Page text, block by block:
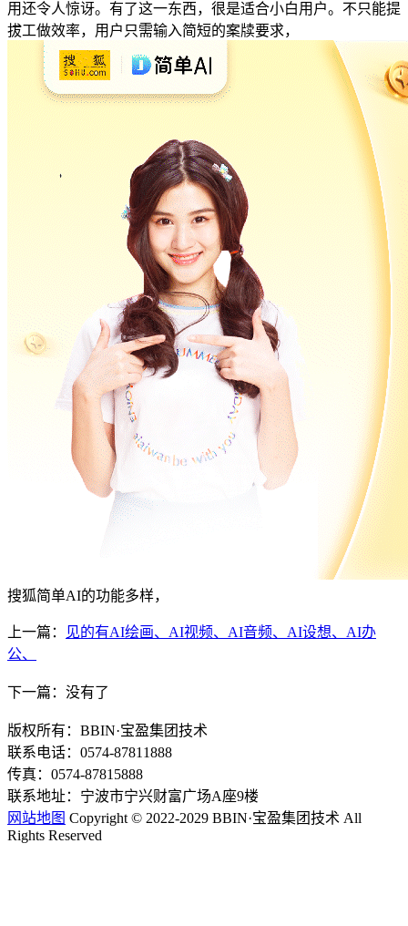
用还令人惊讶。有了这一东西，很是适合小白用户。不只能提
拔工做效率，用户只需输入简短的案牍要求，
搜狐简单AI的功能多样，
上一篇：
见的有AI绘画、AI视频、AI⾳频、AI设想、AI办
公、
下一篇：没有了
版权所有：BBIN·宝盈集团技术
联系电话：0574-87811888
传真：0574-87815888
联系地址：宁波市宁兴财富广场A座9楼
网站地图 Copyright © 2022-2029 BBIN·宝盈集团技术 All
Rights Reserved